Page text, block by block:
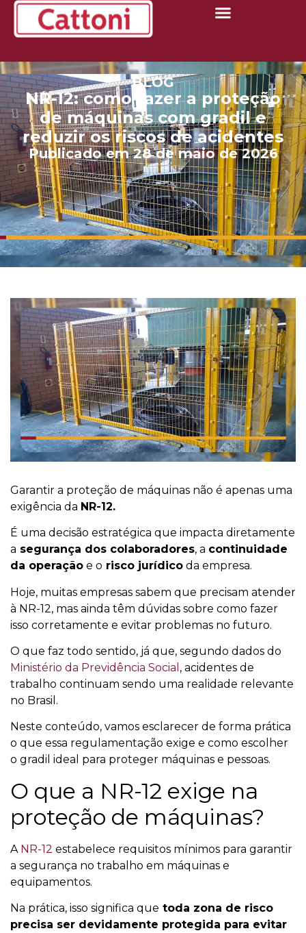
BLOG
NR-12: como fazer a proteção
de máquinas com gradil e
reduzir os riscos de acidentes
Publicado em 28 de maio de 2026
Garantir a proteção de máquinas não é apenas uma
exigência da NR-12.
É uma decisão estratégica que impacta diretamente
a segurança dos colaboradores, a continuidade
da operação e o risco jurídico da empresa.
Hoje, muitas empresas sabem que precisam atender
à NR-12, mas ainda têm dúvidas sobre como fazer
isso corretamente e evitar problemas no futuro.
O que faz todo sentido, já que, segundo dados do
Ministério da Previdência Social , acidentes de
trabalho continuam sendo uma realidade relevante
no Brasil.
Neste conteúdo, vamos esclarecer de forma prática
o que essa regulamentação exige e como escolher
o gradil ideal para proteger máquinas e pessoas.
O que a NR-12 exige na
proteção de máquinas?
A NR-12 estabelece requisitos mínimos para garantir
a segurança no trabalho em máquinas e
equipamentos.
Na prática, isso significa que toda zona de risco
precisa ser devidamente protegida para evitar